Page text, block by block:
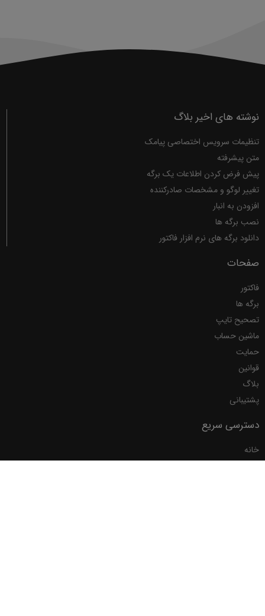
نوشته های اخیر بلاگ
تنظیمات سرویس اختصاصی پیامک
متن پیشرفته
پیش فرض کردن اطلاعات یک برگه
تغییر لوگو و مشخصات صادرکننده
افزودن به انبار
نصب برگه ها
دانلود برگه های نرم افزار فاکتور
صفحات
فاکتور
برگه ها
تصحیح تایپ
ماشین حساب
حمایت
قوانین
بلاگ
پشتیبانی
دسترسی سریع
خانه